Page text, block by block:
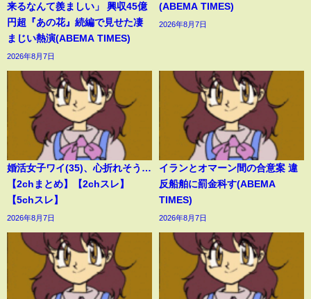
来るなんて羨ましい」 興収45億
円超『あの花』続編で見せた凄
まじい熱演(ABEMA TIMES)
2026年8月7日
(ABEMA TIMES)
2026年8月7日
婚活女子ワイ(35)、心折れそう…
【2chまとめ】【2chスレ】
【5chスレ】
2026年8月7日
イランとオマーン間の合意案 違
反船舶に罰金科す(ABEMA
TIMES)
2026年8月7日